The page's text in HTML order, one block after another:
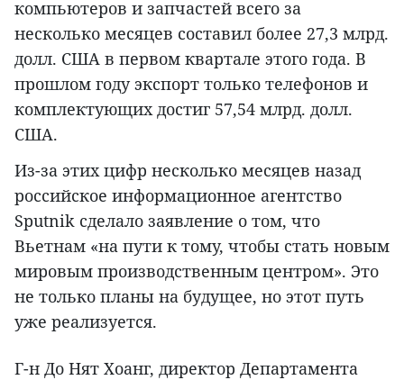
компьютеров и запчастей всего за
несколько месяцев составил более 27,3 млрд.
долл. США в первом квартале этого года. В
прошлом году экспорт только телефонов и
комплектующих достиг 57,54 млрд. долл.
США.
Из-за этих цифр несколько месяцев назад
российское информационное агентство
Sputnik сделало заявление о том, что
Вьетнам «на пути к тому, чтобы стать новым
мировым производственным центром». Это
не только планы на будущее, но этот путь
уже реализуется.
Г-н До Нят Хоанг, директор Департамента